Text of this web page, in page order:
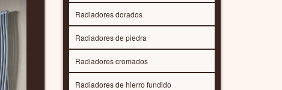
Radiadores dorados
Radiadores de piedra
Radiadores cromados
Radiadores de hierro fundido